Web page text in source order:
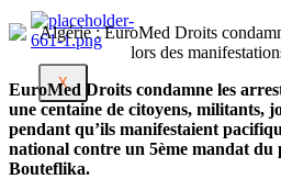
X
EuroMed Droits condamne les
une centaine de citoyens, militants,
pendant qu’ils manifestaient
national contre un 5ème mandat du
Bouteflika.